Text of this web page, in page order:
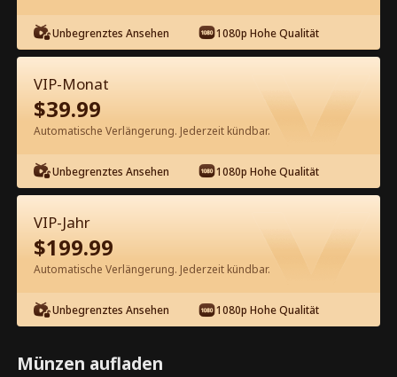
Kostenlos in der App ansehen
Episode 33 - Die einst geliebte
Vertragsehefrau Kompletter Film
1-50 51-80
33 34 35 36 37
Unbegrenztes Ansehen 1080p Hohe Qualität
VIP-Monat
$39.99
Automatische Verlängerung. Jederzeit kündbar.
Unbegrenztes Ansehen 1080p Hohe Qualität
VIP-Jahr
$199.99
Automatische Verlängerung. Jederzeit kündbar.
Unbegrenztes Ansehen 1080p Hohe Qualität
Münzen aufladen